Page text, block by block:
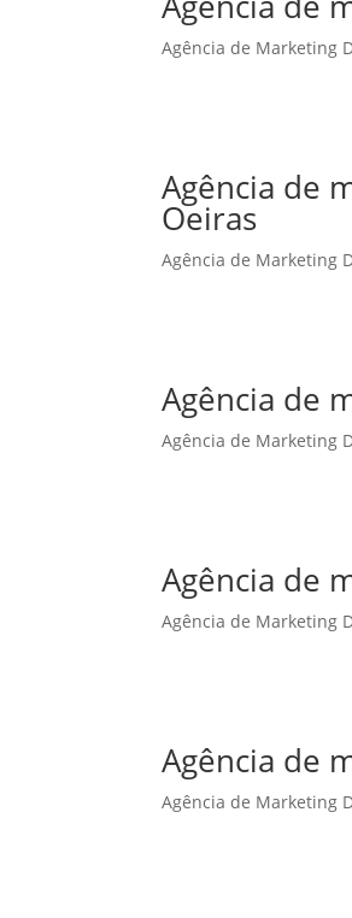
Agência de Marketing
Agência de
Oeiras
Agência de Marketing
Agência de
Agência de Marketing
Agência de
Agência de Marketing
Agência de
Agência de Marketing